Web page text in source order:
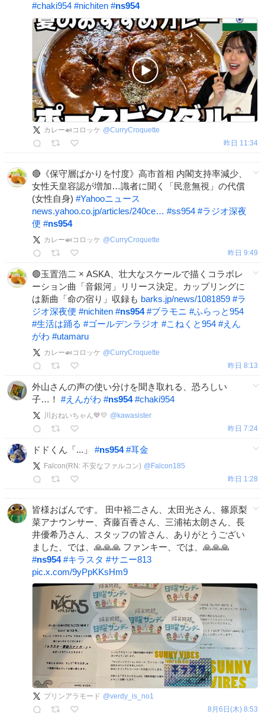
#chaki954 #nichiten #ns954
カレー🍛コロッケ @CurryCroquette
昨日 11:34
🔴《保守層ばかりを忖度》高市首相 内閣支持率減少、
女性天皇容認が増加…識者に聞く「民意無視」の代償
(女性自身) #Yahooニュース
news.yahoo.co.jp/articles/240ce… #ss954 #ラジオ深夜
便 #ns954
カレー🍛コロッケ @CurryCroquette
昨日 9:49
🟢玉置浩二 × ASKA、壮大なスケールで描くコラボレ
ーション曲「音銀河」リリース決定。カップリングに
は新曲「命の宿り」収録も barks.jp/news/1081859 #ラ
ジオ深夜便 #nichiten #ns954 #ブラモニ #ふらっと954
#生活は踊る #ゴールデンラジオ #こねくと954 #えん
がわ #utamaru
カレー🍛コロッケ @CurryCroquette
昨日 8:13
外山さんの声の使い分けを聞き取れる、恐ろしい
子…！ #えんがわ #ns954 #chaki954
川おねいちゃん💙💛 @ kawasister
昨日 7:24
ドドくん「...」 #ns954 #耳金
Falcon(RN: 不安なファルコン) @ Falcon185
昨日 1:28
皆様おばんです。 田中裕二さん、太田光さん、篠原梨
菜アナウンサー、斉藤百香さん、三浦祐太朗さん、長
井優希乃さん、スタッフの皆さん、ありがとうござい
ました、では、🙏🙏🙏 ファンキー、では、🙏🙏🙏
#ns954 #キラスタ #サニー813
pic.x.com/9yPpKKsHm9
プリンアラモード @verdy_is_no1
8月6日(木) 8:53